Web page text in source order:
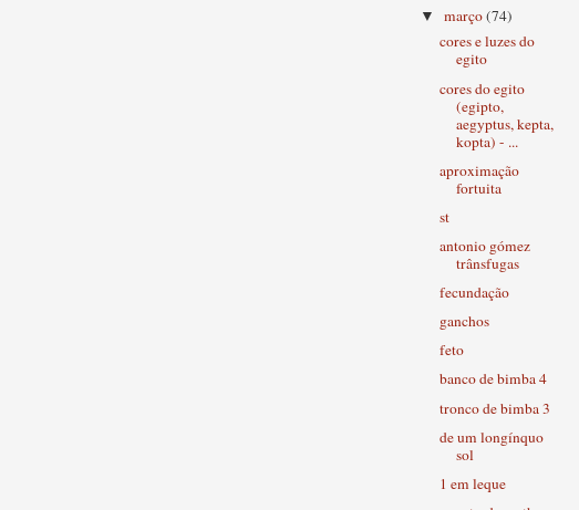
▼março(74)
cores e luzes do
egito
cores do egito
(egipto,
aegyptus, kepta,
kopta) - ...
aproximação
fortuita
st
antonio gómez
trânsfugas
fecundação
ganchos
feto
banco de bimba 4
tronco de bimba 3
de um longínquo
sol
1 em leque